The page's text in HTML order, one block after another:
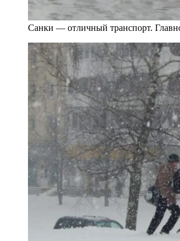
Санки — отличный транспорт.